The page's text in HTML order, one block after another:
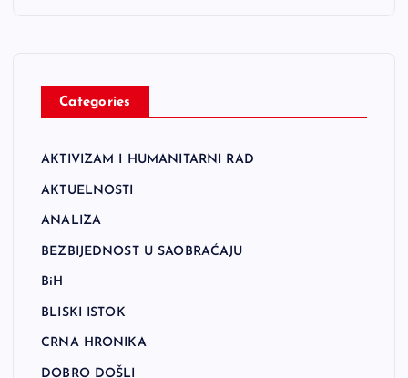
Categories
AKTIVIZAM I HUMANITARNI RAD
AKTUELNOSTI
ANALIZA
BEZBIJEDNOST U SAOBRAĆAJU
BiH
BLISKI ISTOK
CRNA HRONIKA
DOBRO DOŠLI